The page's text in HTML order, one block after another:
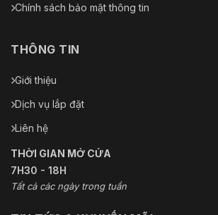
Chính sách bảo mật thông tin
THÔNG TIN
Giới thiệu
Dịch vụ lắp đặt
Liên hệ
THỜI GIAN MỞ CỬA
7H30 - 18H
Tất cả các ngày trong tuần